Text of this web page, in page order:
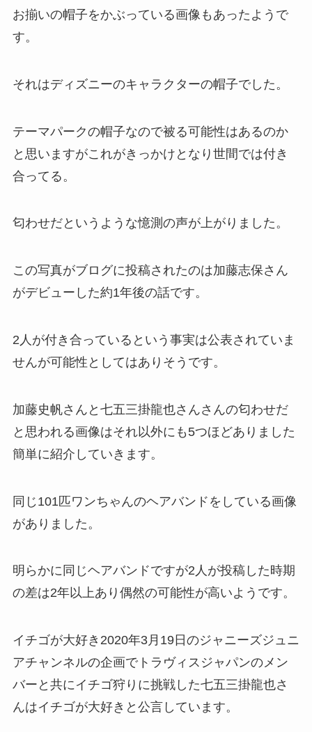
お揃いの帽子をかぶっている画像もあったようで
す。
それはディズニーのキャラクターの帽子でした。
テーマパークの帽子なので被る可能性はあるのか
と思いますがこれがきっかけとなり世間では付き
合ってる。
匂わせだというような憶測の声が上がりました。
この写真がブログに投稿されたのは加藤志保さん
がデビューした約1年後の話です。
2人が付き合っているという事実は公表されていま
せんが可能性としてはありそうです。
加藤史帆さんと七五三掛龍也さんさんの匂わせだ
と思われる画像はそれ以外にも5つほどありました
簡単に紹介していきます。
同じ101匹ワンちゃんのヘアバンドをしている画像
がありました。
明らかに同じヘアバンドですが2人が投稿した時期
の差は2年以上あり偶然の可能性が高いようです。
イチゴが大好き2020年3月19日のジャニーズジュニ
アチャンネルの企画でトラヴィスジャパンのメン
バーと共にイチゴ狩りに挑戦した七五三掛龍也さ
んはイチゴが大好きと公言しています。